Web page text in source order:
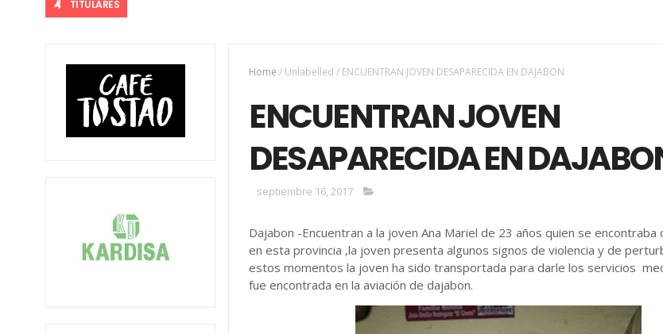
TITULARES
Home / Unlabelled/ ENCUENTRAN JOVEN DESAPARECIDA EN DAJABON
ENCUENTRAN JOVEN
DESAPARECIDA EN
septiembre 16, 2017
Dajabon -Encuentran a la joven Ana Mariel de 23 años quien se encontraba
en esta provincia ,la joven presenta algunos signos de violencia y de
estos momentos la joven ha sido transportada para darle los servicios
fue encontrada en la aviación de dajabon.